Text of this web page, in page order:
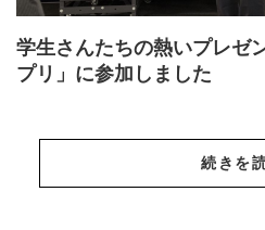
学生さんたちの熱いプレゼ
プリ」に参加しました
続きを